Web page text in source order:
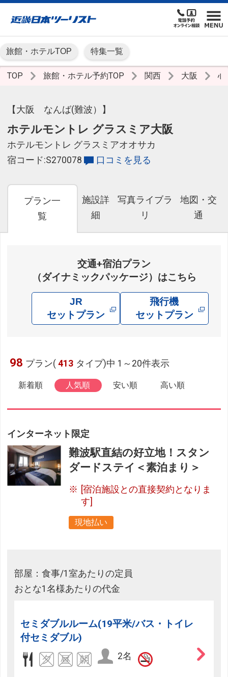
旅館・ホテルTOP 特集一覧
TOP 旅館・ホテル予約TOP 関西 大阪 心
【大阪 なんば(難波）】
ホテルモントレ グラスミア大阪
ホテルモントレ グラスミアオオサカ
宿コード:S270078
口コミを見る
プラン一
覧
施設詳
細
写真ライブラ
リ
地図・交
通
交通+宿泊プラン
（ダイナミックパッケージ）はこちら
JR
セットプラン
飛行機
セットプラン
98 プラン( 413 タイプ)中 1～20件表示
新着順 人気順 安い順 高い順
インターネット限定
難波駅直結の好立地！スタン
ダードステイ＜素泊まり＞
[宿泊施設との直接契約となりま
す]
現地払い
部屋：食事/1室あたりの定員
おとな1名様あたりの代金
セミダブルルーム(19平米/バス・トイレ
付セミダブル)
2名